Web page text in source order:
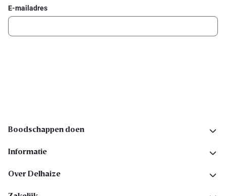
E-mailadres
Boodschappen doen
Informatie
Over Delhaize